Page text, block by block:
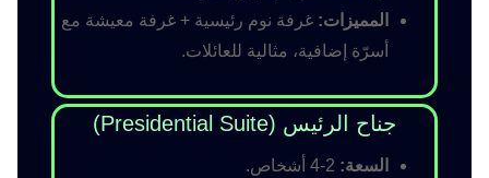
المميزات: غرفة نوم رئيسية + غرفة معيشة مع
أسرّة إضافية، مثالية للعائلات.
جناح الرئيس (Presidential Suite)
السعة: